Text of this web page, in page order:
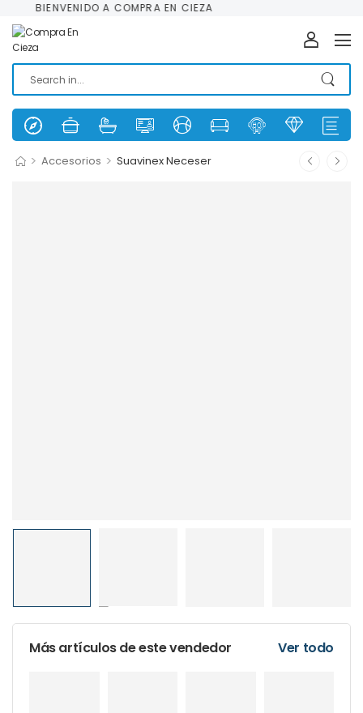
BIENVENIDO A COMPRA EN CIEZA
> Accesorios > Suavinex Neceser
Más artículos de este vendedor Ver todo